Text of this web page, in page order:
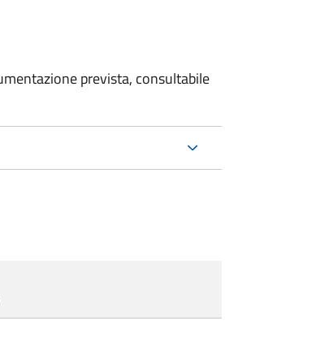
prevista, consultabile